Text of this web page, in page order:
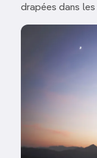
drapées dans les
Image